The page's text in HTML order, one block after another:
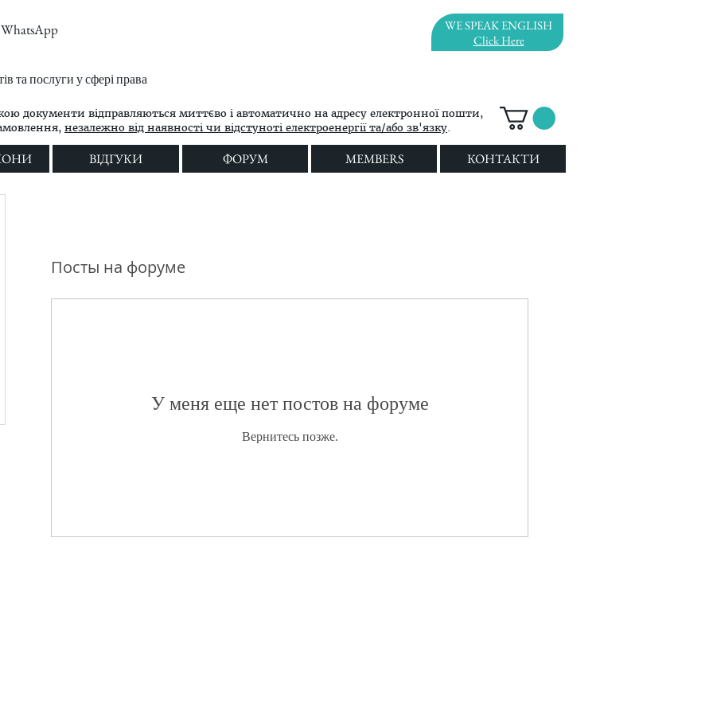
WhatsApp
та послуги у сфері права
WE SPEAK ENGLISH
Click Here
документи відправляються миттєво і автоматично на адресу електронної пошти,
незалежно від наявності чи відстуноті електроенергії та/або зв'язку.
ВІДГУКИ ФОРУМ MEMBERS КОНТАКТИ
Посты на форуме
У меня еще нет постов на форуме
Вернитесь позже.